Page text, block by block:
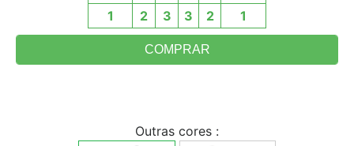
1
2 3 3 2 1
Outras cores :